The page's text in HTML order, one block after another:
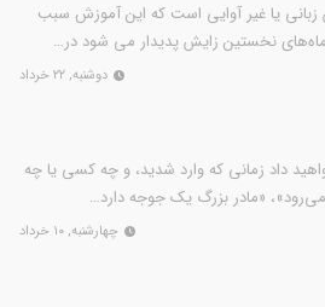
یا غیر آوایی است که این آموزش سبب
نخستین زایش پدیدار می شود در…
دوشنبه, ۲۲ خرداد
داد زمانی که وارد شدید، و چه کسی یا چه
«مادر بزرگ یک جوجه دارد…
چهارشنبه, ۱۰ خرداد